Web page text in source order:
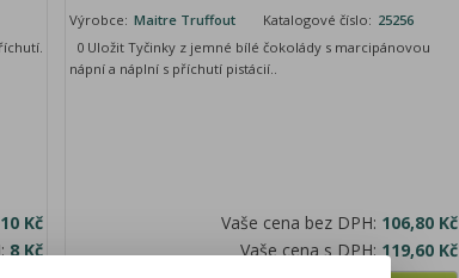
Kč
8 Kč
Výrobce: Maitre Truffout Katalogové číslo: 25256
0 Uložit Tyčinky z jemné bílé čokolády s marcipánovou
nápní a náplní s příchutí pistácií..
Vaše cena bez DPH: 106,80 Kč
Vaše cena s DPH:119,60 Kč